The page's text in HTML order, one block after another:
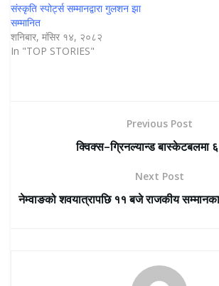
संस्कृति स्पोर्ट्स सम्मानद्वारा गुलशन झा
सम्मानित
शनिबार, मंसिर १४, २०८२
In "TOP STORIES"
Previous Post
क्विक्स–ग्रिनल्यान्ड बास्केटबलमा
Next Post
नेम्वाङको शवयात्रापछि ११ बजे राजकीय